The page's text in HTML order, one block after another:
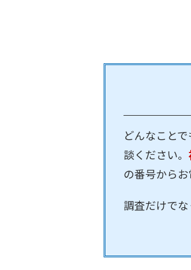
どんなこと
談ください。
の番号からお
調査だけで